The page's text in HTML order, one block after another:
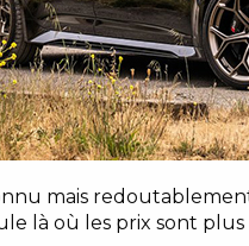
mais
là où les prix sont